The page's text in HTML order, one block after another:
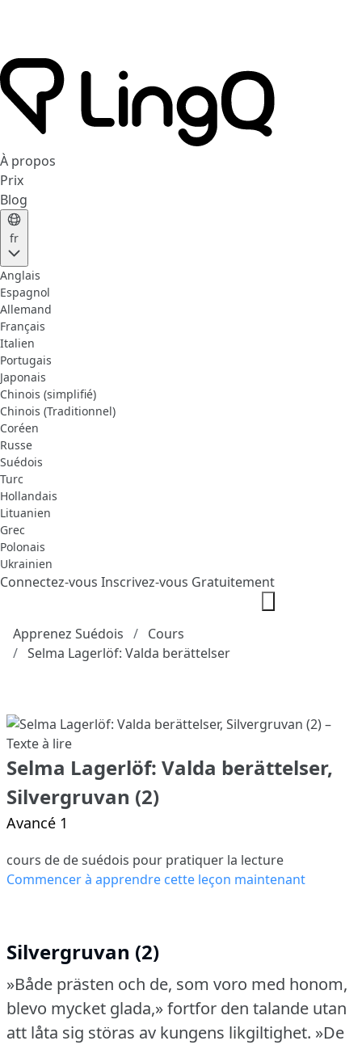
À propos
Prix
Blog
fr
Anglais
Espagnol
Allemand
Français
Italien
Portugais
Japonais
Chinois (simplifié)
Chinois (Traditionnel)
Coréen
Russe
Suédois
Turc
Hollandais
Lituanien
Grec
Polonais
Ukrainien
Connectez-vous Inscrivez-vous Gratuitement
Apprenez Suédois
Cours
Selma Lagerlöf: Valda berättelser
Selma Lagerlöf: Valda berättelser,
Silvergruvan (2)
Avancé 1
cours de de suédois pour pratiquer la lecture
Commencer à apprendre cette leçon maintenant
Silvergruvan (2)
»Både prästen och de, som voro med honom,
blevo mycket glada,» fortfor den talande utan
att låta sig störas av kungens likgiltighet. »De